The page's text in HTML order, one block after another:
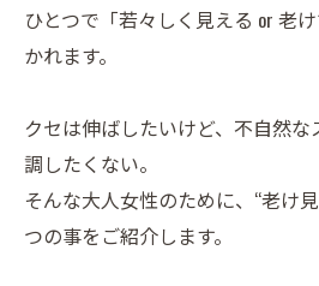
ひとつで「若々しく見える or 老
かれます。
クセは伸ばしたいけど、不自然
調したくない。
そんな大人女性のために、“老け
つの事をご紹介します。